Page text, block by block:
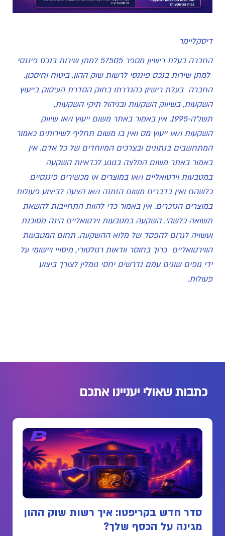
דיסקליימר
החברה בעלת רישיון מספר 57505 למתן שירות בנכס פיננסי
למתן שירות בנכס פיננסי לרשות שוק ההון, ביטוח וחיסכון.
החברה בעלת רישיון כהגדרתו בחוק הסדרת העיסוק בייעוץ
השקעות, בשיווק השקעות ובניהול תיקי השקעות,
תשנ"ה-1995. אין באמור באתר משום ייעוץ ו/או שיווק
השקעות ו/או ייעוץ מס ואין בו משום תחליף לשירותים כאמור
המתחשבים בנתונים ובצרכים המיוחדים של כל אדם. אין
באמור באתר משום המלצה בנוגע לכדאיות השקעה
במטבעות וירטואליים ו/או במוצרים או מכשירים פיננסיים
כלשהם ואין בדברים משום הזמנה ו/או הצעה לביצוע פעולות
במוצרים הנזכרים. אין באמור כדי להוות התחייבות להשאת
תשואה כלשהי. השקעה במטבעות וירטואליים הינה מסוכנת
ועשויה לגרום להפסד של מלוא ההשקעה. תחום המטבעות
הווירטואליים כרוך בחוסר וודאות רגולטורי, מיסויי ויישומי על
ידי גופים שונים עמם נדרשים יחסי גומלין לצורך ביצוע
פעולות.
כתבות שאולי יעניינו אתכם
סדר חדש בקריפטו: איך רשות שוק ההון
מגינה על הכסף שלך?